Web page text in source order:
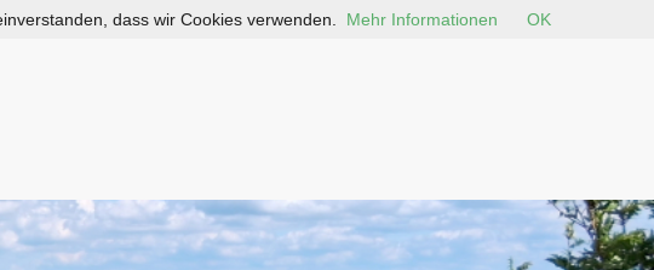
dass wir Cookies verwenden. Mehr Informationen OK